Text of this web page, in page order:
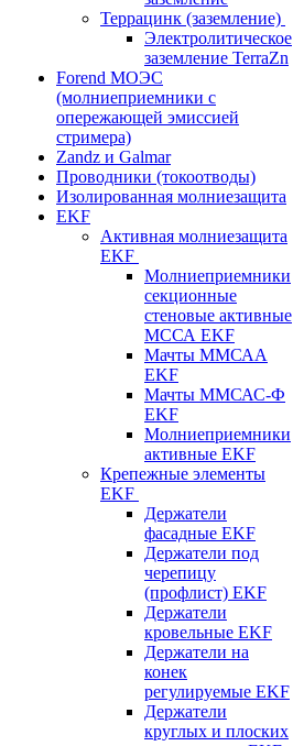
Террацинк (заземление)
Электролитическое
заземление TerraZn
Forend МОЭС
(молниеприемники с
опережающей эмиссией
стримера)
Zandz и Galmar
Проводники (токоотводы)
Изолированная молниезащита
EKF
Активная молниезащита
EKF
Молниеприемники
секционные
стеновые активные
МССА EKF
Мачты ММСАА
EKF
Мачты ММСАС-Ф
EKF
Молниеприемники
активные EKF
Крепежные элементы
EKF
Держатели
фасадные EKF
Держатели под
черепицу
(профлист) EKF
Держатели
кровельные EKF
Держатели на
конек
регулируемые EKF
Держатели
круглых и плоских